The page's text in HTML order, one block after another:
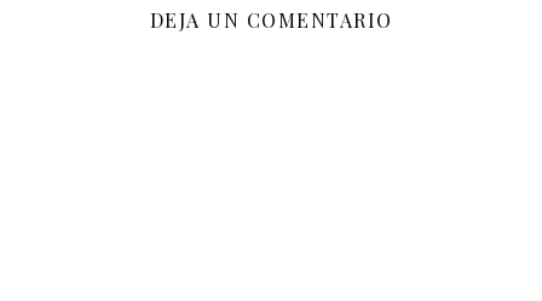
DEJA UN COMENTARIO